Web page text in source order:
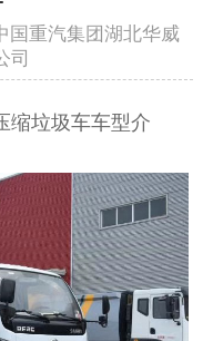
重汽集团湖北华威
司
缩垃圾车车型介